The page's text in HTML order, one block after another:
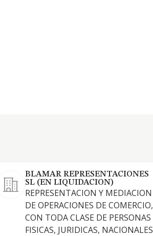
BLAMAR REPRESENTACIONES
SL (EN LIQUIDACION)
REPRESENTACION Y MEDIACION
DE OPERACIONES DE COMERCIO,
CON TODA CLASE DE PERSONAS
FISICAS, JURIDICAS, NACIONALES